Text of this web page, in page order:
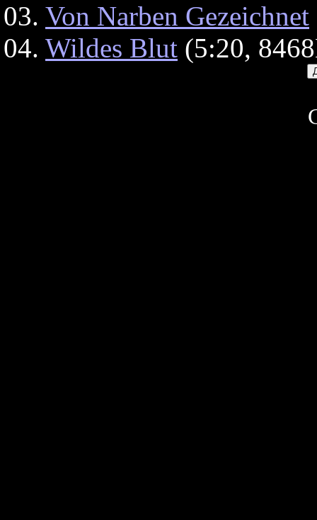
03. Von Narben Gezeichnet
04. Wildes Blut (5:20,